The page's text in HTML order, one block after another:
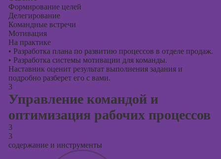
Формирование целей
Делегирование
Командные встречи
Мотивация
На практике
• Разработка плана по развитию процессов в отделе продаж.
• Разработка системы мотивации для команды.
Наставник оценит результат выполнения задания и
подробно разберет его с вами.
3
Управление командой и
оптимизация рабочих процессов
3
3
содержание и инструменты